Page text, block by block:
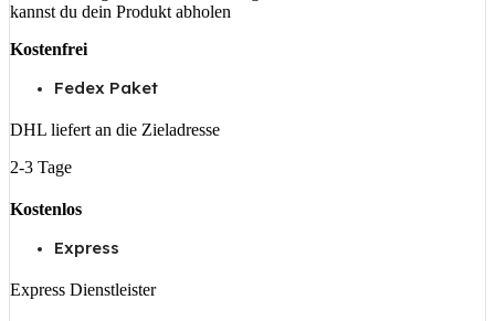
kannst du dein Produkt abholen
Kostenfrei
Fedex Paket
DHL liefert an die Zieladresse
2-3 Tage
Kostenlos
Express
Express Dienstleister